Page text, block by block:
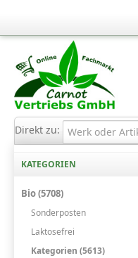
Direkt zu:
KATEGORIEN
Bio (5708)
Sonderposten
Laktosefrei
Kategorien (5613)